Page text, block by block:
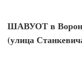
ШАВУОТ в
(улица